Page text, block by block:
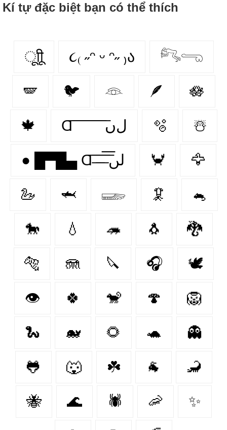
Kí tự đặc biệt bạn có thể thích
ूाीू ૮₍ ˶ᵔ ᵕ ᵔ˶ ₎ა 𓀐𓂸
🪽 🐦 𓁻 🪶 🪷
🍁 Ɑ͞ ͞ ͞ ͞ ͞ ͞ ͞ ͞ لﮞ 🫧 ☃️
● █▀█▄ Ɑ͞ ̶͞ ̶͞ ̶͞ لں͞ 🦀 🦅
🦢 🦈 𓆃 🦑 🐁
🐎 💧 🦔 🐧 🐉
🐅 🪼 🔪 🎧 🕊️
👁 🍀 🐒 🍄 🦁
🐍 🐋 🌻 🐢 👻
🐸 🐺 ☘️ 🐐 🦂
🐝 🌊 🕷 🦐 ✨